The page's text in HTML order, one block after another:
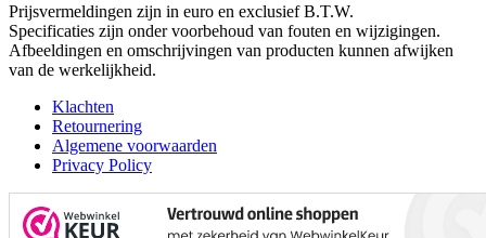
Prijsvermeldingen zijn in euro en exclusief B.T.W.
Specificaties zijn onder voorbehoud van fouten en wijzigingen.
Afbeeldingen en omschrijvingen van producten kunnen afwijken
van de werkelijkheid.
Klachten
Retournering
Algemene voorwaarden
Privacy Policy